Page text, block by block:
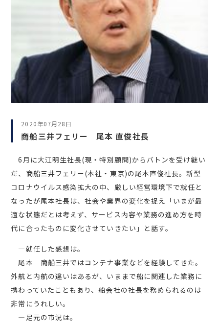
2020年07月28日
商船三井フェリー 尾本 直俊社長
6月に大江明生社長(現・特別顧問)からバトンを受け継い
だ、商船三井フェリー(本社・東京)の尾本直俊社長。新型
コロナウイルス感染拡大の中、厳しい経営環境下で就任と
なったが尾本社長は、社会や業界の変化を捉え「いまが最
適な状態だとは考えず、サービス内容や業務の進め方を時
代に合ったものに変化させていきたい」と話す。
―就任した感想は。
尾本 商船三井ではコンテナ事業などを経験してきた。
外航と内航の違いはあるが、いままで船に関連した業務に
携わっていたこともあり、船会社の社長を務められるのは
非常にうれしい。
―足元の市況は。